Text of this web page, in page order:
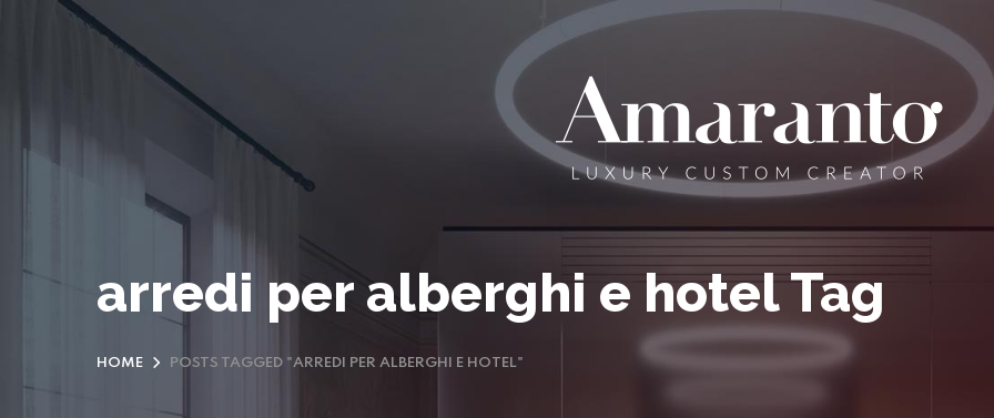
arredi per alberghi e hotel Tag
HOME POSTS TAGGED "ARREDI PER ALBERGHI E HOTEL"